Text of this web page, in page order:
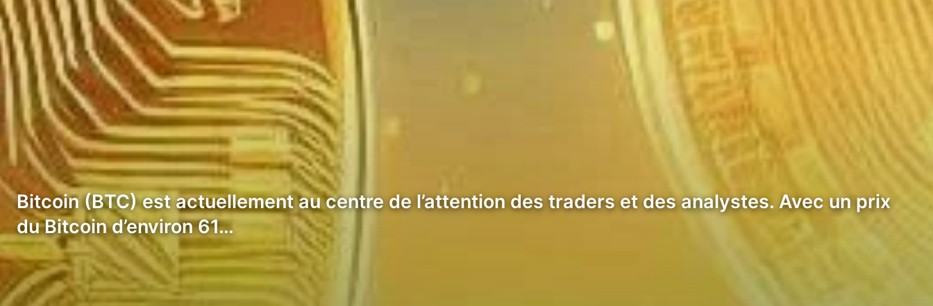
Bitcoin (BTC) est actuellement au centre de l’attention des traders et des analystes. Avec un prix
du Bitcoin d’environ 61…